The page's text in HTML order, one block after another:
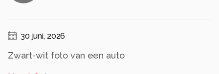
30 juni, 2026
Zwart-wit foto van een auto